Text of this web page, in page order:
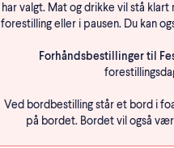
har valgt. Mat og drikke vil stå
forestilling eller i pausen. Du kan
Forhåndsbestillinger til
Ved bordbestilling står et bord i
på bordet. Bordet vil også